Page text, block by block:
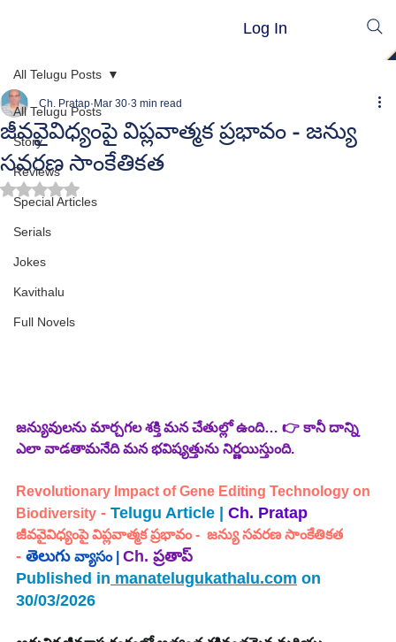
Log In
All Telugu Posts
Story
Reviews
Special Articles
Serials
Jokes
Kavithalu
Full Novels
All Telugu Posts
జీవవైవిధ్యంపై విప్లవాత్మక ప్రభావం - జన్యు
సవరణ సాంకేతికత
Ch. Pratap Mar 30 3 min read
Rated NaN out of 5 stars.
జన్యువులను మార్చగల శక్తి మన చేతుల్లో ఉంది… 👉 కానీ దాన్ని
ఎలా వాడతామనేది మన భవిష్యత్తును నిర్ణయిస్తుంది.
Revolutionary Impact of Gene Editing Technology on
Biodiversity - Telugu Article | Ch. Pratap
జీవవైవిధ్యంపై విప్లవాత్మక ప్రభావం -  జన్యు సవరణ సాంకేతికత
- తెలుగు వ్యాసం | Ch. ప్రతాప్
Published in manatelugukathalu.com on
30/03/2026